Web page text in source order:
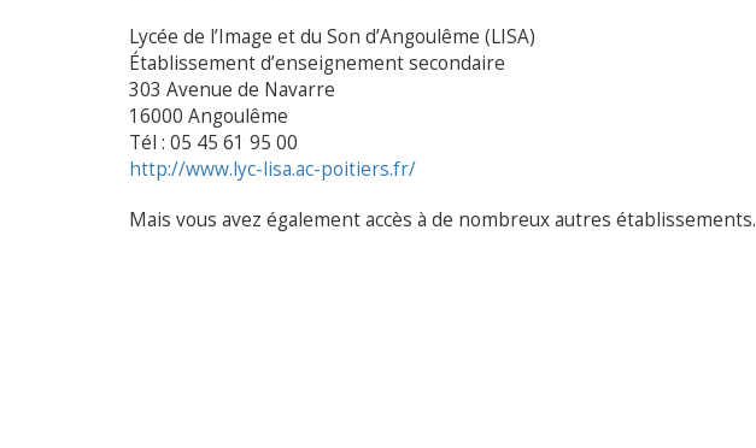
Lycée de l’Image et du Son d’Angoulême (LISA)
Établissement d’enseignement secondaire
303 Avenue de Navarre
16000 Angoulême
Tél : 05 45 61 95 00
http://www.lyc-lisa.ac-poitiers.fr/
Mais vous avez également accès à de nombreux autres établissements.